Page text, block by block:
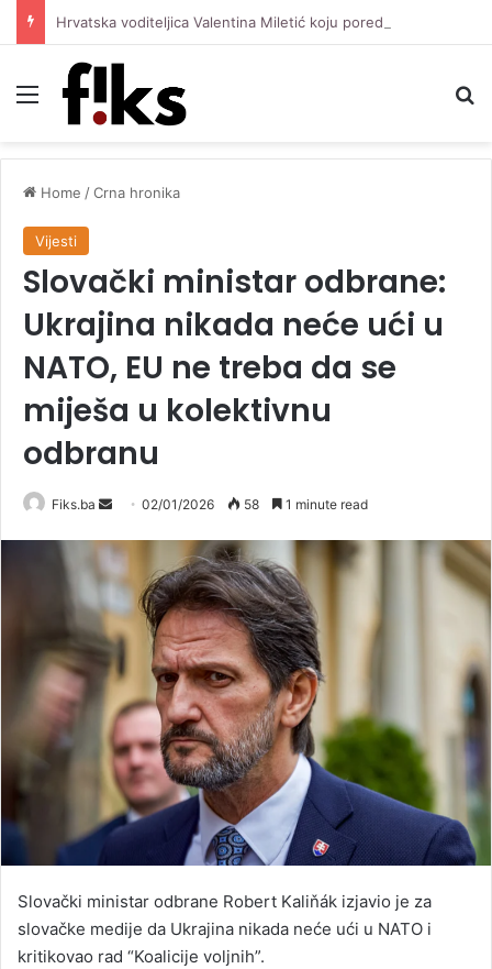
Menu
Home /Crna hronika
Vijesti
Slovački ministar odbrane:
Ukrajina nikada neće ući u
NATO, EU ne treba da se
miješa u kolektivnu
odbranu
Fiks.ba
Send
email
02/01/2026 58 1 minute read
Slovački ministar odbrane Robert Kaliňák izjavio je za
slovačke medije da Ukrajina nikada neće ući u NATO i
kritikovao rad “Koalicije voljnih”.